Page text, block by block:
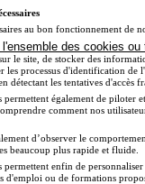
à Lille
à Paris
à Bordeaux
à Angers
à Lyon
diplôme
au bon fonctionnement de
l'ensemble des cookies ou
le site, de stocker des
les processus d'identification
détectant les tentatives d'accès
permettent également de
comment nos
d’observer le
beaucoup plus rapide et fluide.
permettent enfin de
d'emploi ou de formations